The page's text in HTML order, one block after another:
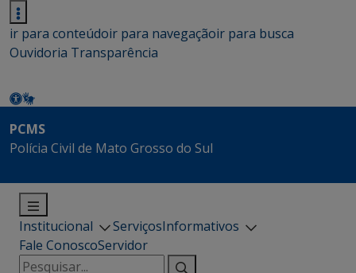
ir para conteúdoir para navegaçãoir para busca
Ouvidoria Transparência
PCMS
Polícia Civil de Mato Grosso do Sul
Institucional ServiçosInformativos
Fale ConoscoServidor
Pesquisar